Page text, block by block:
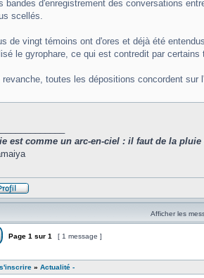
bandes d'enregistrement des conversations
scellés.
de vingt témoins ont d'ores et déjà été
le gyrophare, ce qui est contredit par certains
revanche, toutes les dépositions concordent
est comme un arc-en-ciel : il faut de la
Afficher les
Page 1 sur 1 [ 1 message ]
» Actualité -